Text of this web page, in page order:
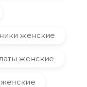
женские
женские